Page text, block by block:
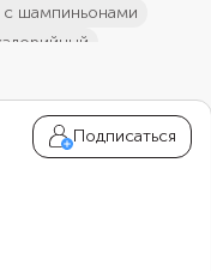
мясо в кляре
блюда из крольчатины
с шампиньонами
русская кухня
кухня
рецепты с молоком
Подписаться